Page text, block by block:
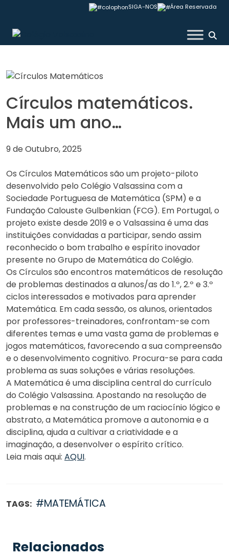
content
SIGA-NOS Área Reservada
Colégio Valsassina
Círculos matemáticos.
Mais um ano…
9 de Outubro, 2025
Os Círculos Matemáticos são um projeto-piloto
desenvolvido pelo Colégio Valsassina com a
Sociedade Portuguesa de Matemática (SPM) e a
Fundação Calouste Gulbenkian (FCG). Em Portugal, o
projeto existe desde 2019 e o Valsassina é uma das
instituições convidadas a participar, sendo assim
reconhecido o bom trabalho e espírito inovador
presente no Grupo de Matemática do Colégio.
Os Círculos são encontros matemáticos de resolução
de problemas destinados a alunos/as do 1.º, 2.º e 3.º
ciclos interessados e motivados para aprender
Matemática. Em cada sessão, os alunos, orientados
por professores-treinadores, confrontam-se com
diferentes temas e uma vasta gama de problemas e
jogos matemáticos, favorecendo a sua compreensão
e o desenvolvimento cognitivo. Procura-se para cada
problema as suas soluções e várias resoluções.
A Matemática é uma disciplina central do currículo
do Colégio Valsassina. Apostando na resolução de
problemas e na construção de um raciocínio lógico e
abstrato, a Matemática promove a autonomia e a
disciplina, ajuda a cultivar a criatividade e a
imaginação, a desenvolver o espírito crítico.
Leia mais aqui: AQUI.
TAGS: #MATEMÁTICA
Relacionados